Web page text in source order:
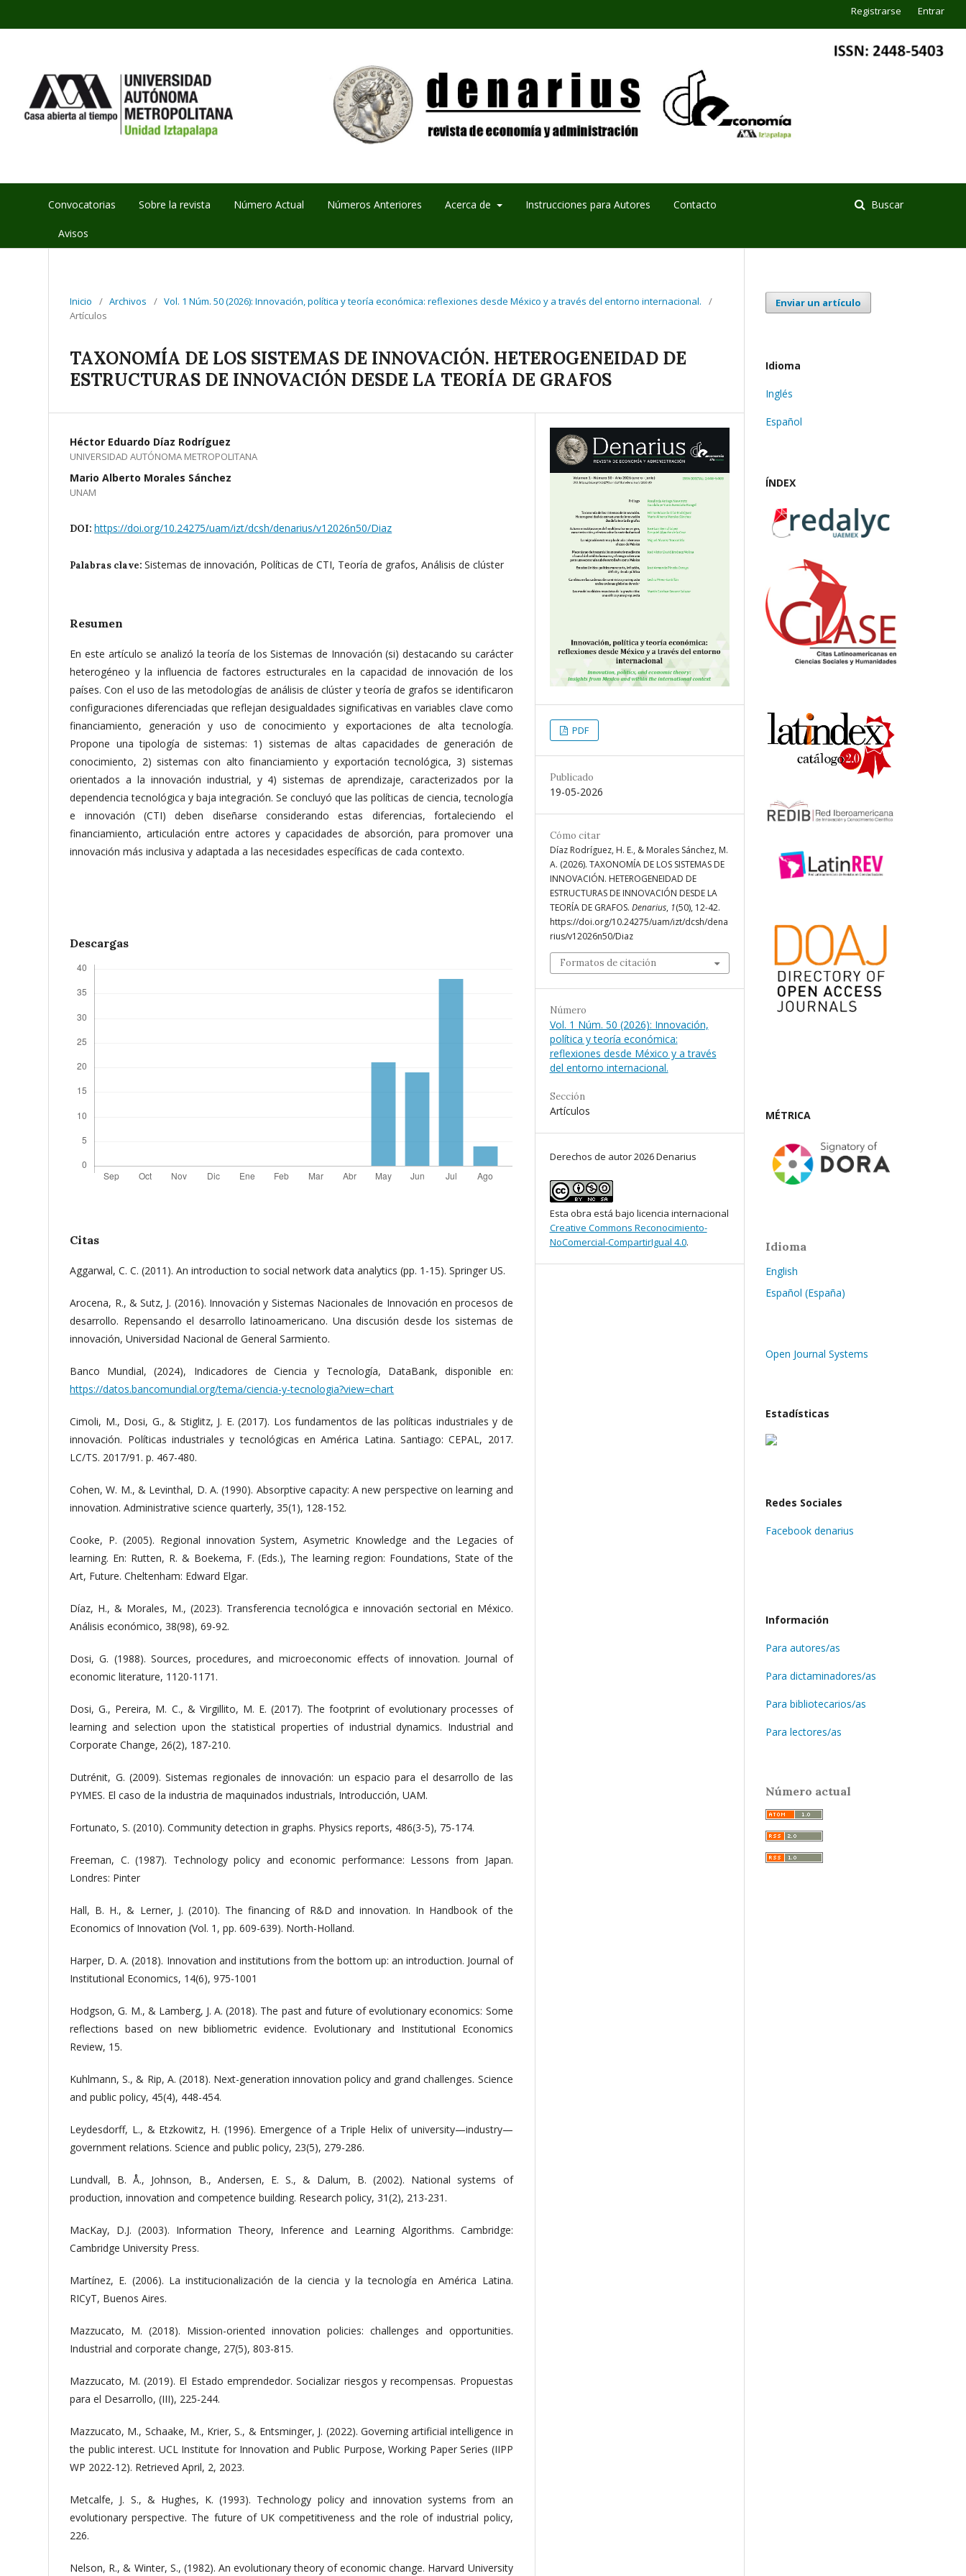
Convocatorias Sobre la revista Número Actual Números Anteriores Acerca de Instrucciones para Autores Contacto
Avisos
Buscar
Registrarse Entrar
Inicio / Archivos / Vol. 1 Núm. 50 (2026): Innovación, política y teoría económica: reflexiones desde México y a través del entorno internacional.
/
Artículos
TAXONOMÍA DE LOS SISTEMAS DE INNOVACIÓN. HETEROGENEIDAD DE
ESTRUCTURAS DE INNOVACIÓN DESDE LA TEORÍA DE GRAFOS
Héctor Eduardo Díaz Rodríguez
UNIVERSIDAD AUTÓNOMA METROPOLITANA
Mario Alberto Morales Sánchez
UNAM
DOI: https://doi.org/10.24275/uam/izt/dcsh/denarius/v12026n50/Diaz
Palabras clave:Sistemas de innovación, Políticas de CTI, Teoría de grafos, Análisis de clúster
Resumen
En este artículo se analizó la teoría de los Sistemas de Innovación (si) destacando su carácter
heterogéneo y la influencia de factores estructurales en la capacidad de innovación de los
países. Con el uso de las metodologías de análisis de clúster y teoría de grafos se identificaron
configuraciones diferenciadas que reflejan desigualdades significativas en variables clave como
financiamiento, generación y uso de conocimiento y exportaciones de alta tecnología.
Propone una tipología de sistemas: 1) sistemas de altas capacidades de generación de
conocimiento, 2) sistemas con alto financiamiento y exportación tecnológica, 3) sistemas
orientados a la innovación industrial, y 4) sistemas de aprendizaje, caracterizados por la
dependencia tecnológica y baja integración. Se concluyó que las políticas de ciencia, tecnología
e innovación (CTI) deben diseñarse considerando estas diferencias, fortaleciendo el
financiamiento, articulación entre actores y capacidades de absorción, para promover una
innovación más inclusiva y adaptada a las necesidades específicas de cada contexto.
Descargas
Citas
Aggarwal, C. C. (2011). An introduction to social network data analytics (pp. 1-15). Springer US.
Arocena, R., & Sutz, J. (2016). Innovación y Sistemas Nacionales de Innovación en procesos de
desarrollo. Repensando el desarrollo latinoamericano. Una discusión desde los sistemas de
innovación, Universidad Nacional de General Sarmiento.
Banco Mundial, (2024), Indicadores de Ciencia y Tecnología, DataBank, disponible en:
https://datos.bancomundial.org/tema/ciencia-y-tecnologia?view=chart
Cimoli, M., Dosi, G., & Stiglitz, J. E. (2017). Los fundamentos de las políticas industriales y de
innovación. Políticas industriales y tecnológicas en América Latina. Santiago: CEPAL, 2017.
LC/TS. 2017/91. p. 467-480.
Cohen, W. M., & Levinthal, D. A. (1990). Absorptive capacity: A new perspective on learning and
innovation. Administrative science quarterly, 35(1), 128-152.
Cooke, P. (2005). Regional innovation System, Asymetric Knowledge and the Legacies of
learning. En: Rutten, R. & Boekema, F. (Eds.), The learning region: Foundations, State of the
Art, Future. Cheltenham: Edward Elgar.
Díaz, H., & Morales, M., (2023). Transferencia tecnológica e innovación sectorial en México.
Análisis económico, 38(98), 69-92.
Dosi, G. (1988). Sources, procedures, and microeconomic effects of innovation. Journal of
economic literature, 1120-1171.
Dosi, G., Pereira, M. C., & Virgillito, M. E. (2017). The footprint of evolutionary processes of
learning and selection upon the statistical properties of industrial dynamics. Industrial and
Corporate Change, 26(2), 187-210.
Dutrénit, G. (2009). Sistemas regionales de innovación: un espacio para el desarrollo de las
PYMES. El caso de la industria de maquinados industrials, Introducción, UAM.
Fortunato, S. (2010). Community detection in graphs. Physics reports, 486(3-5), 75-174.
Freeman, C. (1987). Technology policy and economic performance: Lessons from Japan.
Londres: Pinter
Hall, B. H., & Lerner, J. (2010). The financing of R&D and innovation. In Handbook of the
Economics of Innovation (Vol. 1, pp. 609-639). North-Holland.
Harper, D. A. (2018). Innovation and institutions from the bottom up: an introduction. Journal of
Institutional Economics, 14(6), 975-1001
Hodgson, G. M., & Lamberg, J. A. (2018). The past and future of evolutionary economics: Some
reflections based on new bibliometric evidence. Evolutionary and Institutional Economics
Review, 15.
Kuhlmann, S., & Rip, A. (2018). Next-generation innovation policy and grand challenges. Science
and public policy, 45(4), 448-454.
Leydesdorff, L., & Etzkowitz, H. (1996). Emergence of a Triple Helix of university—industry—
government relations. Science and public policy, 23(5), 279-286.
Lundvall, B. Å., Johnson, B., Andersen, E. S., & Dalum, B. (2002). National systems of
production, innovation and competence building. Research policy, 31(2), 213-231.
MacKay, D.J. (2003). Information Theory, Inference and Learning Algorithms. Cambridge:
Cambridge University Press.
Martínez, E. (2006). La institucionalización de la ciencia y la tecnología en América Latina.
RICyT, Buenos Aires.
Mazzucato, M. (2018). Mission-oriented innovation policies: challenges and opportunities.
Industrial and corporate change, 27(5), 803-815.
Mazzucato, M. (2019). El Estado emprendedor. Socializar riesgos y recompensas. Propuestas
para el Desarrollo, (III), 225-244.
Mazzucato, M., Schaake, M., Krier, S., & Entsminger, J. (2022). Governing artificial intelligence in
the public interest. UCL Institute for Innovation and Public Purpose, Working Paper Series (IIPP
WP 2022-12). Retrieved April, 2, 2023.
Metcalfe, J. S., & Hughes, K. (1993). Technology policy and innovation systems from an
evolutionary perspective. The future of UK competitiveness and the role of industrial policy,
226.
Nelson, R., & Winter, S., (1982). An evolutionary theory of economic change. Harvard University
PDF
Publicado
19-05-2026
Cómo citar
Díaz Rodríguez, H. E., & Morales Sánchez, M.
A. (2026). TAXONOMÍA DE LOS SISTEMAS DE
INNOVACIÓN. HETEROGENEIDAD DE
ESTRUCTURAS DE INNOVACIÓN DESDE LA
TEORÍA DE GRAFOS. Denarius, 1(50), 12-42.
https://doi.org/10.24275/uam/izt/dcsh/dena
rius/v12026n50/Diaz
Formatos de citación
Número
Vol. 1 Núm. 50 (2026): Innovación,
política y teoría económica:
reflexiones desde México y a través
del entorno internacional.
Sección
Artículos
Derechos de autor 2026 Denarius
Esta obra está bajo licencia internacional
Creative Commons Reconocimiento-
NoComercial-CompartirIgual 4.0.
Enviar un artículo
Idioma
Inglés
Español
ÍNDEX
MÉTRICA
Idioma
English
Español (España)
Open Journal Systems
Estadísticas
Redes Sociales
Facebook denarius
Información
Para autores/as
Para dictaminadores/as
Para bibliotecarios/as
Para lectores/as
Número actual